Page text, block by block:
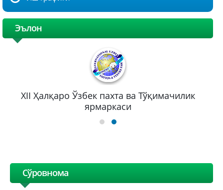
Эълон
XII Ҳалқаро Ўзбек пахта ва Тўқимачилик
ярмаркаси
Сўровнома